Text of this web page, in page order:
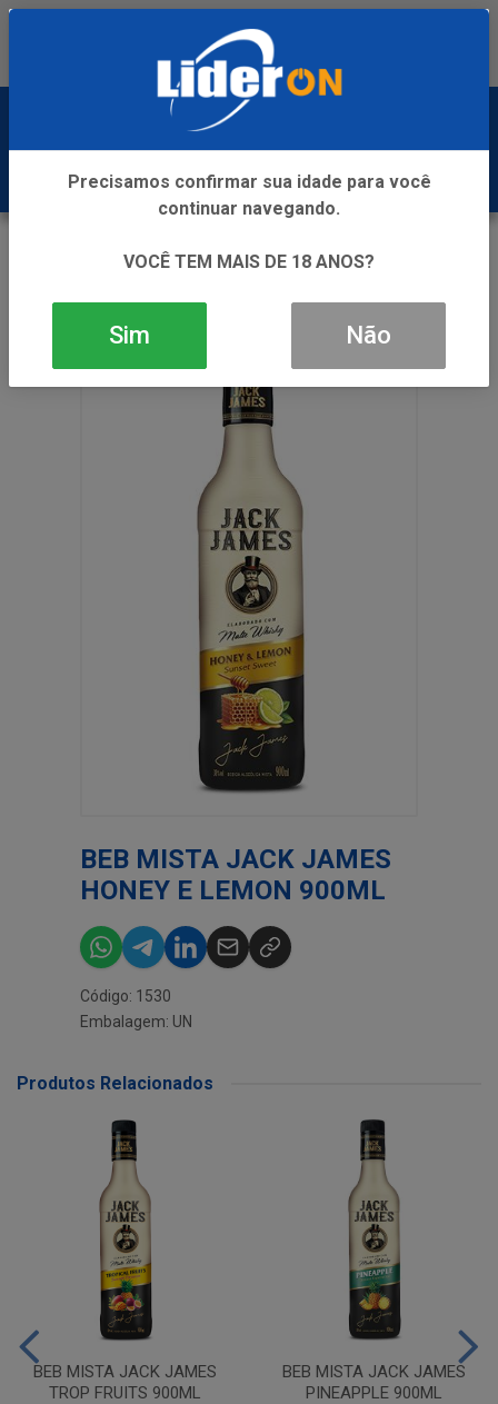
WHISKY
BEB MISTA JACK JAMES
HONEY E LEMON 900ML
Código: 1530
Embalagem: UN
Produtos Relacionados
BEB MISTA JACK JAMES
TROP FRUITS 900ML
BEB MISTA JACK JAMES
PINEAPPLE 900ML
Precisamos confirmar sua idade para você
continuar navegando.
VOCÊ TEM MAIS DE 18 ANOS?
Sim Não